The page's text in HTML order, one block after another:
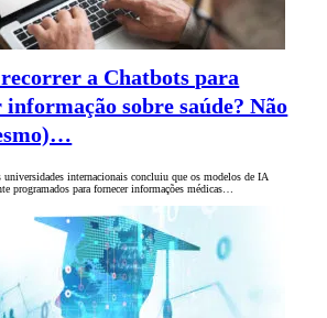
a Chatbots para
informação sobre saúde? Não
universidades internacionais concluiu que os modelos de IA
programados para fornecer informações médicas…